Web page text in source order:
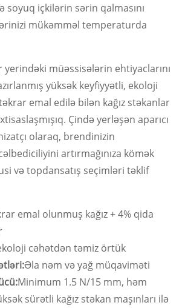
soyuq içkilərin sərin qalmasını
mükəmməl temperaturda
yerindəki müəssisələrin ehtiyaclarını
yüksək keyfiyyətli, ekoloji
emal edilə bilən kağız stəkanlar
Çində yerləşən aparıcı
olaraq, brendinizin
cəlbediciliyini artırmağınıza kömək
və topdansatış seçimləri təklif
emal olunmuş kağız + 4% qida
cəhətdən təmiz örtük
Əla nəm və yağ müqaviməti
Minimum 1.5 N/15 mm, həm
sürətli kağız stəkan maşınları ilə